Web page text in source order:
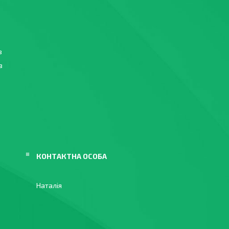
Наталія